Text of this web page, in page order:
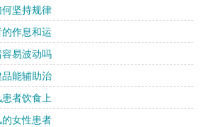
坚持规律
作息和运
易波动吗
能辅助治
者饮食上
女性患者